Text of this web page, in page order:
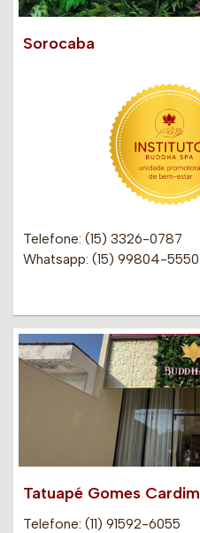
Sorocaba
Telefone: (15) 3326-0787
Whatsapp: (15) 99804-5550
Tatuapé Gomes Cardim
Telefone: (11) 91592-6055